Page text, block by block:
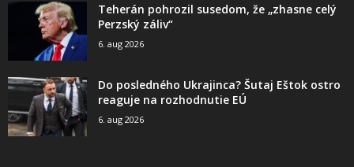
Teherán pohrozil susedom, že „zhasne celý
Perzský záliv“
6. aug 2026
Do posledného Ukrajinca? Šutaj Eštok ostro
reaguje na rozhodnutie EÚ
6. aug 2026